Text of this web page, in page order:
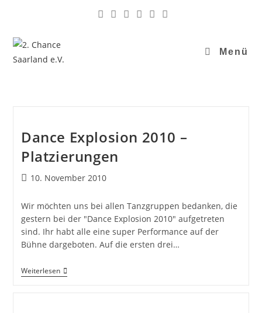
Menü
Dance Explosion 2010 –
Platzierungen
10. November 2010
Wir möchten uns bei allen Tanzgruppen bedanken, die
gestern bei der "Dance Explosion 2010" aufgetreten
sind. Ihr habt alle eine super Performance auf der
Bühne dargeboten. Auf die ersten drei…
Weiterlesen